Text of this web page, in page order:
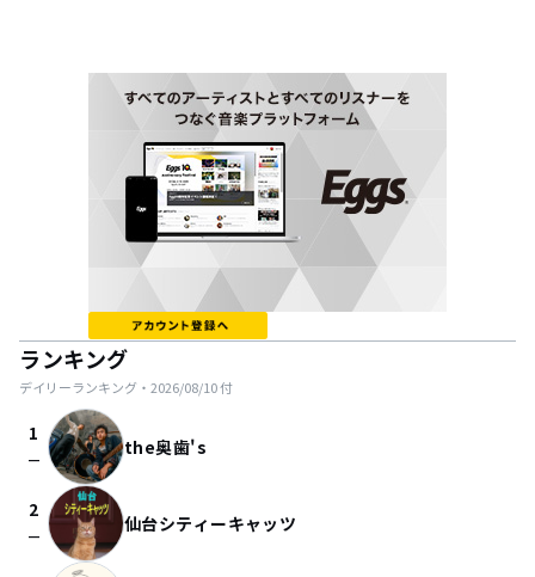
ランキング
デイリーランキング・ 2026/08/10付
1
check_indeterminate_small the奥歯's
2
check_indeterminate_small 仙台シティーキャッツ